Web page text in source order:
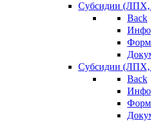
Субсидии
Back
Субсидии
Back